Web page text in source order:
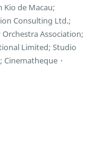
Kio de Macau;
Consulting Ltd.;
Association;
Limited; Studio
・